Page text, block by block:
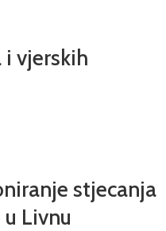
i vjerskih
stjecanja
Livnu